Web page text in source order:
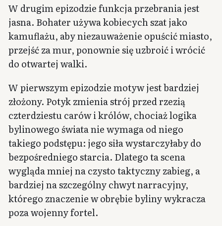
W drugim epizodzie funkcja przebrania jest
jasna. Bohater używa kobiecych szat jako
kamuflażu, aby niezauważenie opuścić miasto,
przejść za mur, ponownie się uzbroić i wrócić
do otwartej walki.
W pierwszym epizodzie motyw jest bardziej
złożony. Potyk zmienia strój przed rzezią
czterdziestu carów i królów, chociaż logika
bylinowego świata nie wymaga od niego
takiego podstępu: jego siła wystarczyłaby do
bezpośredniego starcia. Dlatego ta scena
wygląda mniej na czysto taktyczny zabieg, a
bardziej na szczególny chwyt narracyjny,
którego znaczenie w obrębie byliny wykracza
poza wojenny fortel.